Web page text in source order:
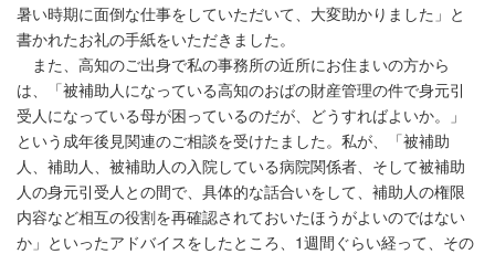
暑い時期に面倒な仕事をしていただいて、大変助かりました」と
書かれたお礼の手紙をいただきました。
また、高知のご出身で私の事務所の近所にお住まいの方から
は、「被補助人になっている高知のおばの財産管理の件で身元引
受人になっている母が困っているのだが、どうすればよいか。」
という成年後見関連のご相談を受けたました。私が、「被補助
人、補助人、被補助人の入院している病院関係者、そして被補助
人の身元引受人との間で、具体的な話合いをして、補助人の権限
内容など相互の役割を再確認されておいたほうがよいのではない
か」といったアドバイスをしたところ、1週間ぐらい経って、その